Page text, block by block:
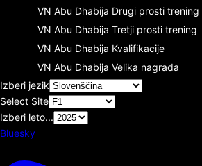
VN Abu Dhabija Drugi prosti trening
VN Abu Dhabija Tretji prosti trening
VN Abu Dhabija Kvalifikacije
VN Abu Dhabija Velika nagrada
Izberi jezik
Select Site
Izberi leto...
Bluesky